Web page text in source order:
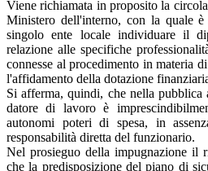
Viene richiamata in proposito la
Ministero dell'interno, con la quale è
singolo ente locale individuare il
relazione alle specifiche
connesse al procedimento in materia
l'affidamento della dotazione
Si afferma, quindi, che nella pubblica
datore di lavoro è
autonomi poteri di spesa, in
responsabilità diretta del funzionario.
Nel prosieguo della impugnazione il
che la predisposizione del piano di